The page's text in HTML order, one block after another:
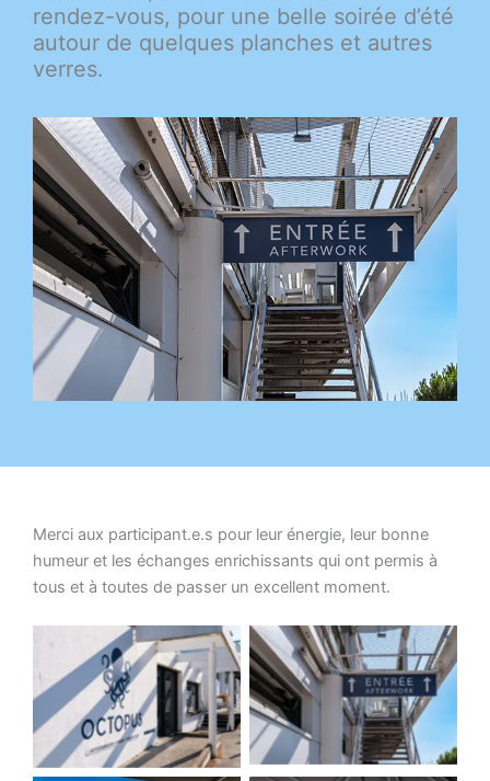
rendez-vous, pour une belle soirée d’été
autour de quelques planches et autres
verres.
Merci aux participant.e.s pour leur énergie, leur bonne
humeur et les échanges enrichissants qui ont permis à
tous et à toutes de passer un excellent moment.